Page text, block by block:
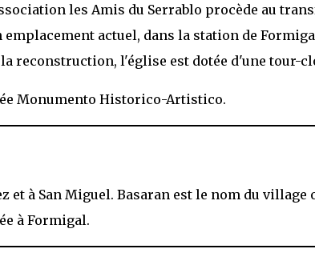
les Amis du Serrablo procède au
actuel, dans la station de
reconstruction, l'église est dotée d'une tour-
Monumento Historico-Artistico.
et à San Miguel. Basaran est le nom du
à Formigal.